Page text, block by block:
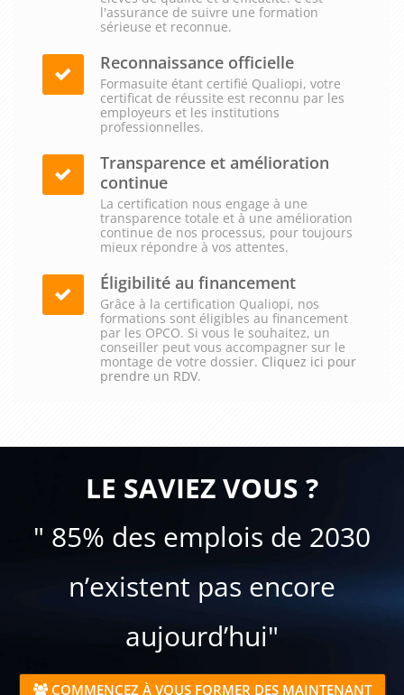
l'assurance de suivre une formation
sérieuse et reconnue.
Reconnaissance officielle
Formasuite étant certifié Qualiopi, votre
certificat de réussite est reconnu par les
employeurs et les institutions
professionnelles.
Transparence et amélioration
continue
La certification nous engage à une
transparence totale et à une amélioration
continue de nos processus, pour toujours
mieux répondre à vos attentes.
Éligibilité au financement
Grâce à la certification Qualiopi, nos
formations sont éligibles au financement
par les OPCO. Si vous le souhaitez, un
conseiller peut vous accompagner sur le
montage de votre dossier. Cliquez ici pour
prendre un RDV.
LE SAVIEZ VOUS ?
" 85% des emplois de 2030
n’existent pas encore
aujourd’hui"
COMMENCEZ À VOUS FORMER DES MAINTENANT